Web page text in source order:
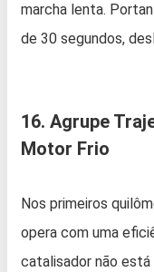
marcha lenta.
de 30 segundos,
16. Agrupe
Motor Frio
Nos primeiros
opera com uma
catalisador não está